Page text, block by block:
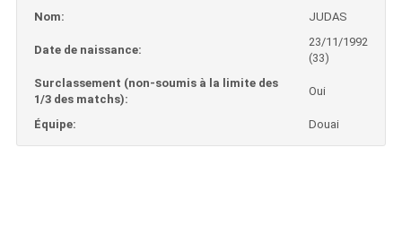
Nom:
JUDAS
Date de naissance:
23/11/1992
(33)
Surclassement (non-soumis à la limite des
1/3 des matchs):
Oui
Équipe: Douai